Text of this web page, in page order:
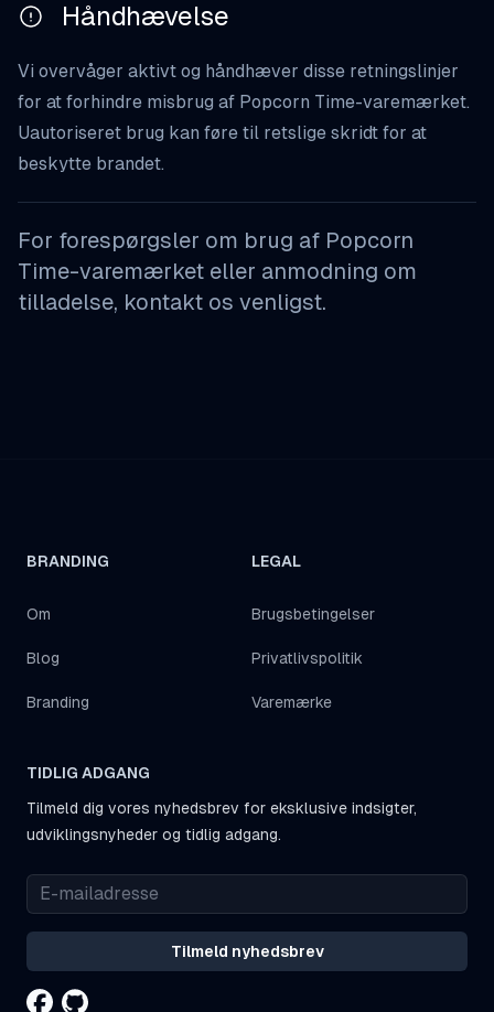
Håndhævelse
Vi overvåger aktivt og håndhæver disse retningslinjer
for at forhindre misbrug af Popcorn Time-varemærket.
Uautoriseret brug kan føre til retslige skridt for at
beskytte brandet.
For forespørgsler om brug af Popcorn
Time-varemærket eller anmodning om
tilladelse, kontakt os venligst.
BRANDING
Om
Blog
Branding
LEGAL
Brugsbetingelser
Privatlivspolitik
Varemærke
TIDLIG ADGANG
Tilmeld dig vores nyhedsbrev for eksklusive indsigter,
udviklingsnyheder og tidlig adgang.
Tilmeld nyhedsbrev